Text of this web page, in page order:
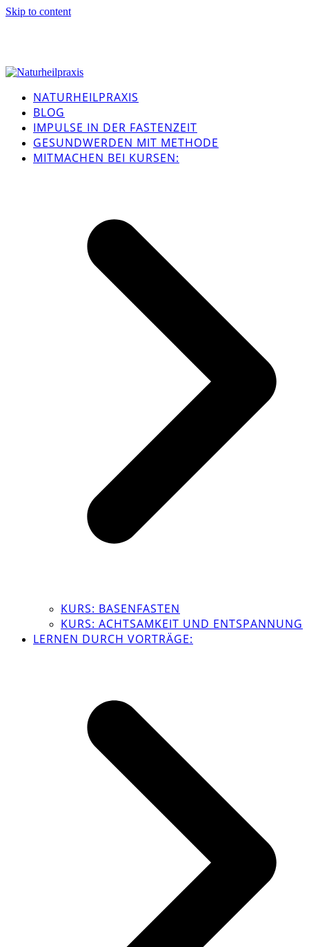
Skip to content
NATURHEILPRAXIS
BLOG
IMPULSE IN DER FASTENZEIT
GESUNDWERDEN MIT METHODE
MITMACHEN BEI KURSEN:
KURS: BASENFASTEN
KURS: ACHTSAMKEIT UND ENTSPANNUNG
LERNEN DURCH VORTRÄGE: